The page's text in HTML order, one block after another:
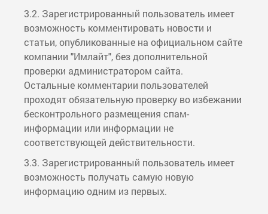
3.2. Зарегистрированный пользователь имеет
возможность комментировать новости и
статьи, опубликованные на официальном сайте
компании "Имлайт", без дополнительной
проверки администратором сайта.
Остальные комментарии пользователей
проходят обязательную проверку во избежании
бесконтрольного размещения спам-
информации или информации не
соответствующей действительности.
3.3. Зарегистрированный пользователь имеет
возможность получать самую новую
информацию одним из первых.